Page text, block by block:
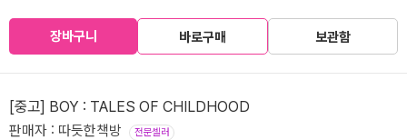
장바구니 바로구매 보관함
[중고] BOY : TALES OF CHILDHOOD
판매자 : 따듯한책방 전문셀러